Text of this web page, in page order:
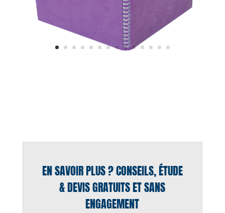
EN SAVOIR PLUS ? CONSEILS, ÉTUDE
& DEVIS GRATUITS ET SANS
ENGAGEMENT